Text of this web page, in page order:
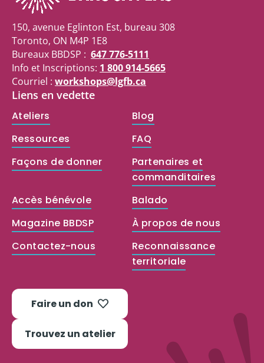
150, avenue Eglinton Est, bureau 308
Toronto, ON M4P 1E8
Bureaux BBDSP : 647 776-5111
Info et Inscriptions: 1 800 914-5665
Courriel : workshops@lgfb.ca
Liens en vedette
Ateliers
Blog
Ressources
FAQ
Façons de donner
Partenaires et
commanditaires
Accès bénévole
Balado
Magazine BBDSP
À propos de nous
Contactez-nous
Reconnaissance
territoriale
Faire un don
Trouvez un atelier